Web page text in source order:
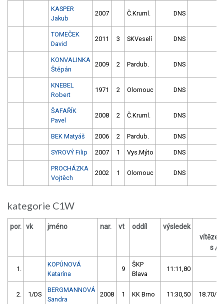
KASPER
Jakub
2007 Č.Kruml. DNS
TOMEČEK
David
2011 3 SKVeselí DNS
KONVALINKA
Štěpán
2009 2 Pardub. DNS
KNEBEL
Robert
1971 2 Olomouc DNS
ŠAFAŘÍK
Pavel
2008 2 Č.Kruml. DNS
BEK Matyáš 2006 2 Pardub. DNS
SYROVÝ Filip 2007 1 Vys.Mýto DNS
PROCHÁZKA
Vojtěch
2002 1 Olomouc DNS
kategorie C1W
por. vk jméno nar. vt oddíl výsledek
s /
1.
KOPÚNOVÁ
Katarína
9
ŠKP
Blava
11:11,80
2. 1/DS
BERGMANNOVÁ
Sandra
2008 1 KK Brno 11:30,50 18.70/